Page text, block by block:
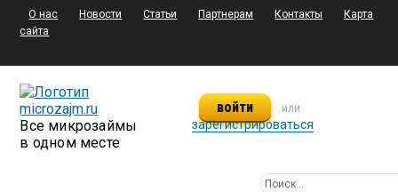
О нас Новости Статьи Партнерам Контакты
Карта
сайта
Все микрозаймы
в одном месте
войти или
зарегистрироваться